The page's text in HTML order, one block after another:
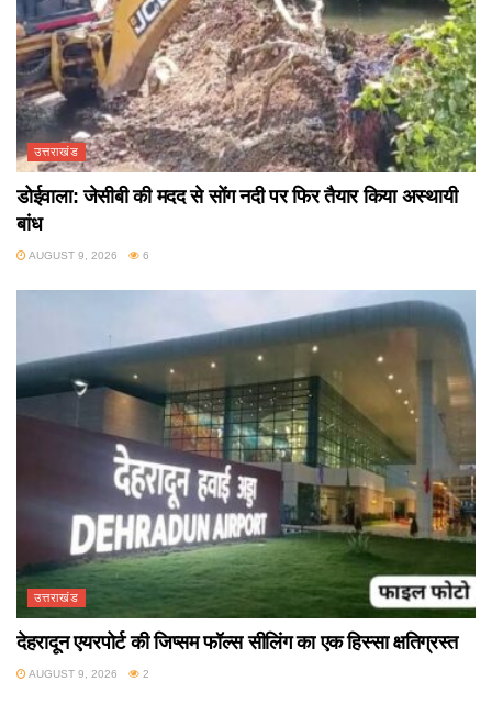
उत्तराखंड
डोईवाला: जेसीबी की मदद से सोंग नदी पर फिर तैयार किया अस्थायी
बांध
AUGUST 9, 2026 6
उत्तराखंड
देहरादून एयरपोर्ट की जिप्सम फॉल्स सीलिंग का एक हिस्सा क्षतिग्रस्त
AUGUST 9, 2026 2